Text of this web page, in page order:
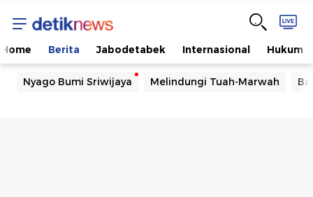
Home Berita Jabodetabek Internasional Hukum
Nyago Bumi Sriwijaya Melindungi Tuah-Marwah